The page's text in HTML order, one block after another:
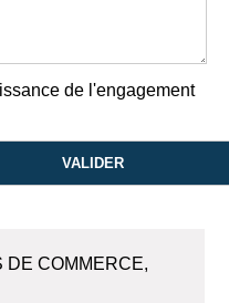
de l'engagement
DE COMMERCE,